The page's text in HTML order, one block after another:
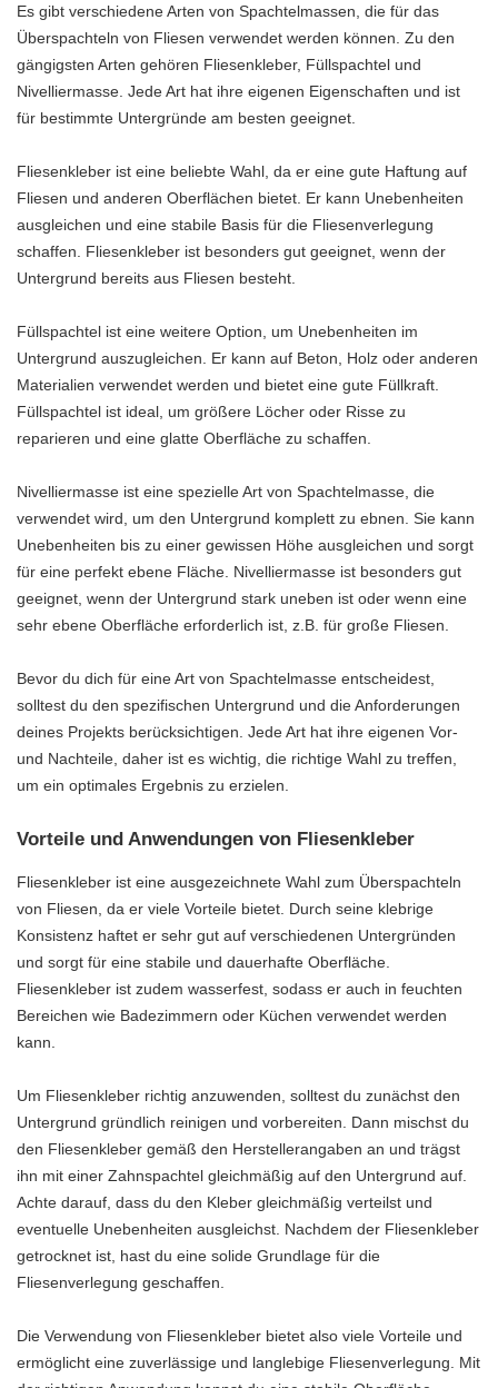
Es gibt verschiedene Arten von Spachtelmassen, die für das
Überspachteln von Fliesen verwendet werden können. Zu den
gängigsten Arten gehören Fliesenkleber, Füllspachtel und
Nivelliermasse. Jede Art hat ihre eigenen Eigenschaften und ist
für bestimmte Untergründe am besten geeignet.
Fliesenkleber ist eine beliebte Wahl, da er eine gute Haftung auf
Fliesen und anderen Oberflächen bietet. Er kann Unebenheiten
ausgleichen und eine stabile Basis für die Fliesenverlegung
schaffen. Fliesenkleber ist besonders gut geeignet, wenn der
Untergrund bereits aus Fliesen besteht.
Füllspachtel ist eine weitere Option, um Unebenheiten im
Untergrund auszugleichen. Er kann auf Beton, Holz oder anderen
Materialien verwendet werden und bietet eine gute Füllkraft.
Füllspachtel ist ideal, um größere Löcher oder Risse zu
reparieren und eine glatte Oberfläche zu schaffen.
Nivelliermasse ist eine spezielle Art von Spachtelmasse, die
verwendet wird, um den Untergrund komplett zu ebnen. Sie kann
Unebenheiten bis zu einer gewissen Höhe ausgleichen und sorgt
für eine perfekt ebene Fläche. Nivelliermasse ist besonders gut
geeignet, wenn der Untergrund stark uneben ist oder wenn eine
sehr ebene Oberfläche erforderlich ist, z.B. für große Fliesen.
Bevor du dich für eine Art von Spachtelmasse entscheidest,
solltest du den spezifischen Untergrund und die Anforderungen
deines Projekts berücksichtigen. Jede Art hat ihre eigenen Vor-
und Nachteile, daher ist es wichtig, die richtige Wahl zu treffen,
um ein optimales Ergebnis zu erzielen.
Vorteile und Anwendungen von Fliesenkleber
Fliesenkleber ist eine ausgezeichnete Wahl zum Überspachteln
von Fliesen, da er viele Vorteile bietet. Durch seine klebrige
Konsistenz haftet er sehr gut auf verschiedenen Untergründen
und sorgt für eine stabile und dauerhafte Oberfläche.
Fliesenkleber ist zudem wasserfest, sodass er auch in feuchten
Bereichen wie Badezimmern oder Küchen verwendet werden
kann.
Um Fliesenkleber richtig anzuwenden, solltest du zunächst den
Untergrund gründlich reinigen und vorbereiten. Dann mischst du
den Fliesenkleber gemäß den Herstellerangaben an und trägst
ihn mit einer Zahnspachtel gleichmäßig auf den Untergrund auf.
Achte darauf, dass du den Kleber gleichmäßig verteilst und
eventuelle Unebenheiten ausgleichst. Nachdem der Fliesenkleber
getrocknet ist, hast du eine solide Grundlage für die
Fliesenverlegung geschaffen.
Die Verwendung von Fliesenkleber bietet also viele Vorteile und
ermöglicht eine zuverlässige und langlebige Fliesenverlegung. Mit